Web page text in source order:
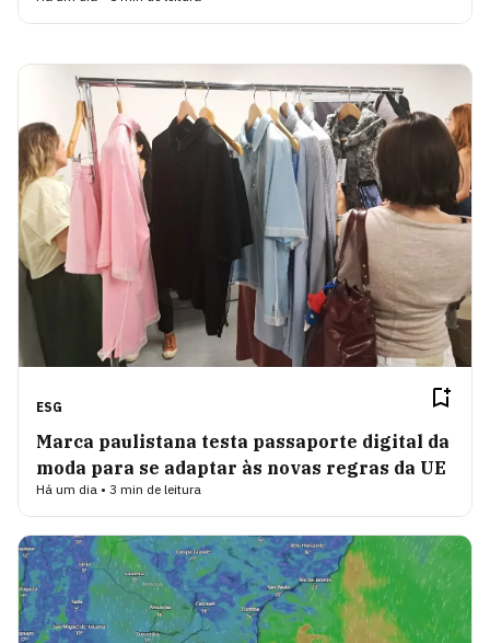
ESG
Marca paulistana testa passaporte digital da
moda para se adaptar às novas regras da UE
Há um dia • 3 min de leitura